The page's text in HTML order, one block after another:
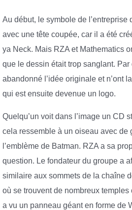
Au début, le symbole de l’entreprise
avec une tête coupée, car il a été
ya Neck. Mais RZA et Mathematics
que le dessin était trop sanglant.
abandonné l’idée originale et n’ont
qui est ensuite devenue un logo.
Quelqu’un voit dans l’image un CD
cela ressemble à un oiseau avec de
l’emblème de Batman. RZA a sa
question. Le fondateur du groupe a
similaire aux sommets de la chaîne
où se trouvent de nombreux temples
a vu un panneau géant en forme de